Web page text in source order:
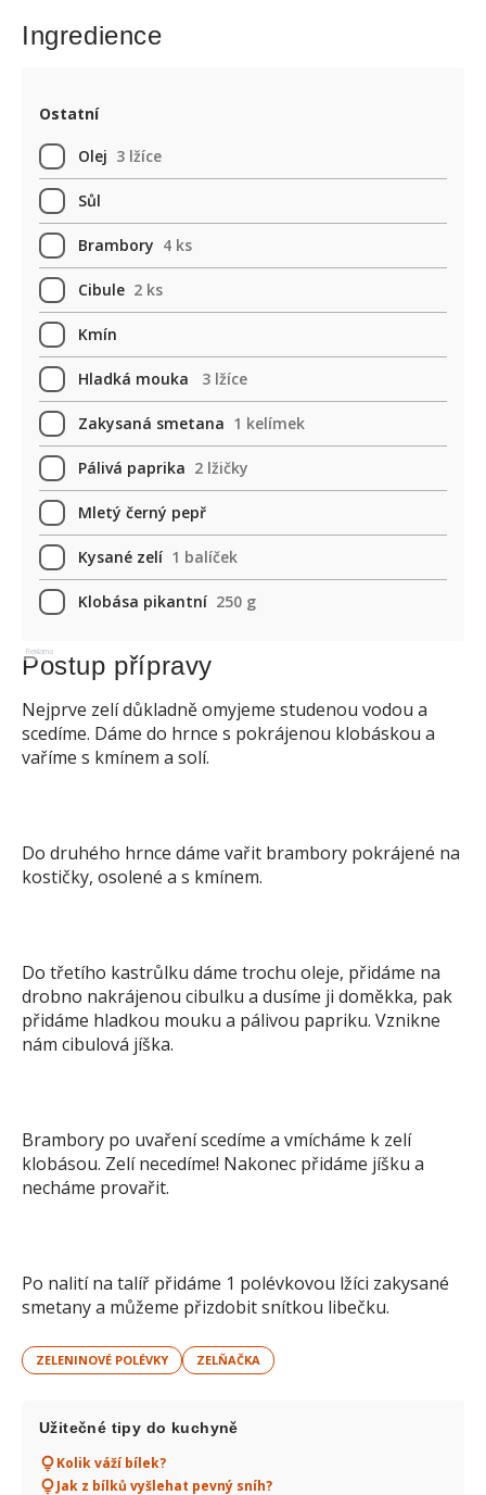
Ingredience
Ostatní
Olej 3 lžíce
Sůl
Brambory 4 ks
Cibule 2 ks
Kmín
Hladká mouka 3 lžíce
Zakysaná smetana 1 kelímek
Pálivá paprika 2 lžičky
Mletý černý pepř
Kysané zelí 1 balíček
Klobása pikantní 250 g
Reklama
Postup přípravy
Nejprve zelí důkladně omyjeme studenou vodou a
scedíme. Dáme do hrnce s pokrájenou klobáskou a
vaříme s kmínem a solí.
Do druhého hrnce dáme vařit brambory pokrájené na
kostičky, osolené a s kmínem.
Do třetího kastrůlku dáme trochu oleje, přidáme na
drobno nakrájenou cibulku a dusíme ji doměkka, pak
přidáme hladkou mouku a pálivou papriku. Vznikne
nám cibulová jíška.
Brambory po uvaření scedíme a vmícháme k zelí
klobásou. Zelí necedíme! Nakonec přidáme jíšku a
necháme provařit.
Po nalití na talíř přidáme 1 polévkovou lžíci zakysané
smetany a můžeme přizdobit snítkou libečku.
ZELENINOVÉ POLÉVKY ZELŇAČKA
Užitečné tipy do kuchyně
Kolik váží bílek?
Jak z bílků vyšlehat pevný sníh?